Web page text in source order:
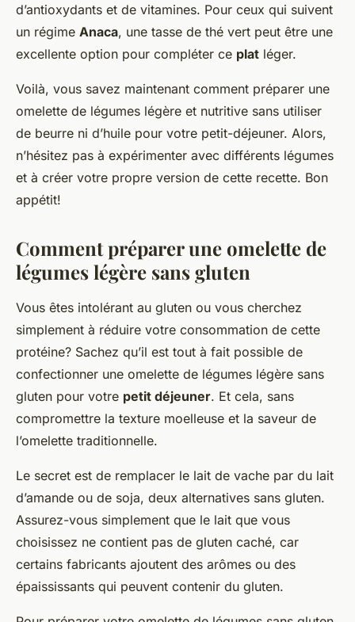
d’antioxydants et de vitamines. Pour ceux qui suivent
un régime Anaca, une tasse de thé vert peut être une
excellente option pour compléter ce plat léger.
Voilà, vous savez maintenant comment préparer une
omelette de légumes légère et nutritive sans utiliser
de beurre ni d’huile pour votre petit-déjeuner. Alors,
n’hésitez pas à expérimenter avec différents légumes
et à créer votre propre version de cette recette. Bon
appétit!
Comment préparer une omelette de
légumes légère sans gluten
Vous êtes intolérant au gluten ou vous cherchez
simplement à réduire votre consommation de cette
protéine? Sachez qu’il est tout à fait possible de
confectionner une omelette de légumes légère sans
gluten pour votre petit déjeuner. Et cela, sans
compromettre la texture moelleuse et la saveur de
l’omelette traditionnelle.
Le secret est de remplacer le lait de vache par du lait
d’amande ou de soja, deux alternatives sans gluten.
Assurez-vous simplement que le lait que vous
choisissez ne contient pas de gluten caché, car
certains fabricants ajoutent des arômes ou des
épaississants qui peuvent contenir du gluten.